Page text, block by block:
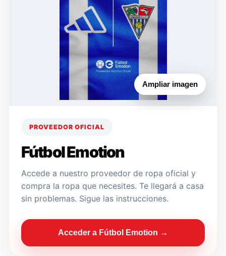
Ampliar imagen
PROVEEDOR OFICIAL
Fútbol Emotion
Accede a nuestro proveedor de ropa oficial y
compra la ropa que necesites. Te llegará a casa
sin problemas. Sigue las instrucciones.
Acceder a Fútbol Emotion →